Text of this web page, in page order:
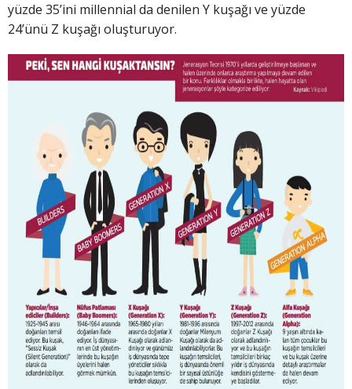
yüzde 35’ini millennial da denilen Y kuşağı ve yüzde
24’ünü Z kuşağı oluşturuyor.